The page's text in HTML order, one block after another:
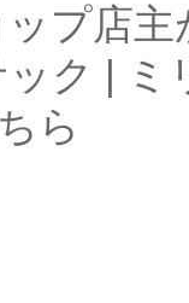
プ店
ク | ミ
ら